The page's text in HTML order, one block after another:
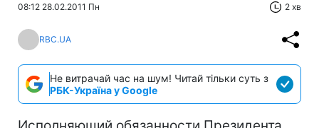
08:12 28.02.2011 Пн 2 хв
RBC.UA
Не витрачай час на шум! Читай тільки суть з
РБК-Україна у Google